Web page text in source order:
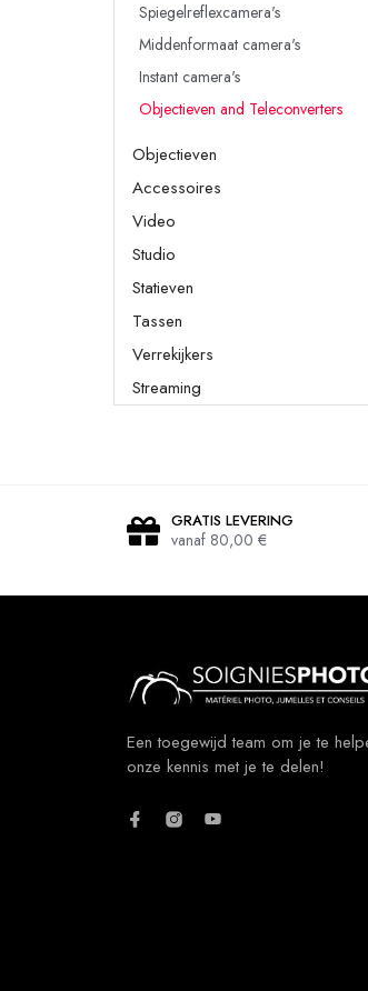
Spiegelreflexcamera's
Middenformaat camera's
Instant camera's
Objectieven and Teleconverters
Objectieven
Accessoires
Video
Studio
Statieven
Tassen
Verrekijkers
Streaming
GRATIS LEVERING
vanaf 80,00 €
Een toegewijd team om je te
onze kennis met je te delen!